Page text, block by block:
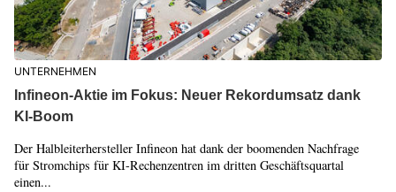
UNTERNEHMEN
Infineon-Aktie im Fokus: Neuer Rekordumsatz dank
KI-Boom
Der Halbleiterhersteller Infineon hat dank der boomenden Nachfrage
für Stromchips für KI-Rechenzentren im dritten Geschäftsquartal
einen...